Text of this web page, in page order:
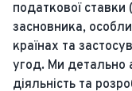
податкової
засновника,
країнах та
угод. Ми детально
діяльність та